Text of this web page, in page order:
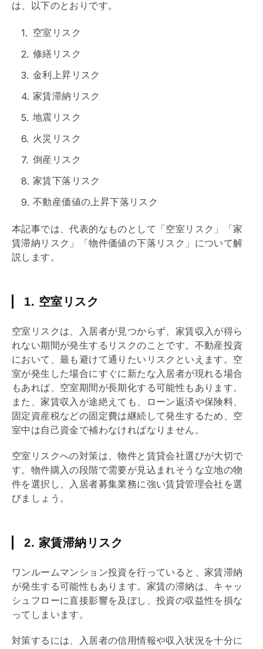
は、以下のとおりです。
空室リスク
修繕リスク
金利上昇リスク
家賃滞納リスク
地震リスク
火災リスク
倒産リスク
家賃下落リスク
不動産価値の上昇下落リスク
本記事では、代表的なものとして「空室リスク」「家
賃滞納リスク」「物件価値の下落リスク」について解
説します。
1. 空室リスク
空室リスクは、入居者が見つからず、家賃収入が得ら
れない期間が発生するリスクのことです。不動産投資
において、最も避けて通りたいリスクといえます。空
室が発生した場合にすぐに新たな入居者が現れる場合
もあれば、空室期間が長期化する可能性もあります。
また、家賃収入が途絶えても、ローン返済や保険料、
固定資産税などの固定費は継続して発生するため、空
室中は自己資金で補わなければなりません。
空室リスクへの対策は、物件と賃貸会社選びが大切で
す。物件購入の段階で需要が見込まれそうな立地の物
件を選択し、入居者募集業務に強い賃貸管理会社 を選
びましょう。
2. 家賃滞納リスク
ワンルームマンション投資を行っていると、家賃滞納
が発生する可能性もあります。家賃の滞納は、キャッ
シュフローに直接影響を及ぼし、投資の収益性を損な
ってしまいます。
対策するには、入居者の信用情報や収入状況を十分に